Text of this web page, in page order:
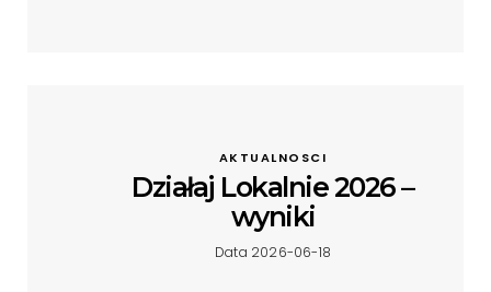
AKTUALNOSCI
Działaj Lokalnie 2026 –
wyniki
Data 2026-06-18